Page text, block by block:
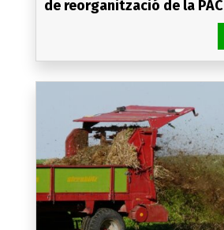
de reorganització de la PAC